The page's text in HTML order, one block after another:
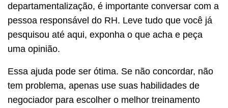
departamentalização, é importante conversar com a
pessoa responsável do RH. Leve tudo que você já
pesquisou até aqui, exponha o que acha e peça
uma opinião.
Essa ajuda pode ser ótima. Se não concordar, não
tem problema, apenas use suas habilidades de
negociador para escolher o melhor treinamento